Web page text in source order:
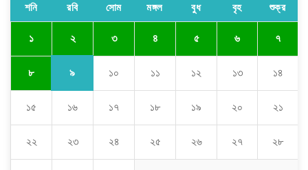
শনি রবি সোম মঙ্গল বুধ বৃহ শুক্র
১ ২ ৩ ৪ ৫ ৬ ৭
৮ ৯ ১০ ১১ ১২ ১৩ ১৪
১৫ ১৬ ১৭ ১৮ ১৯ ২০ ২১
২২ ২৩ ২৪ ২৫ ২৬ ২৭ ২৮